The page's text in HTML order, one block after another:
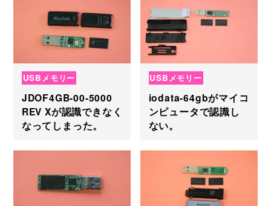
USBメモリー
JDOF4GB-00-5000
REV Xが認識できなく
なってしまった。
USBメモリー
iodata-64gbがマイコ
ンピュータで認識し
ない。